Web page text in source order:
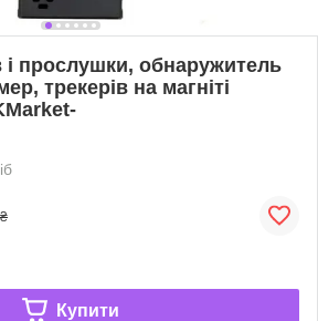
і прослушки, обнаружитель
трекерів на магніті
Купити